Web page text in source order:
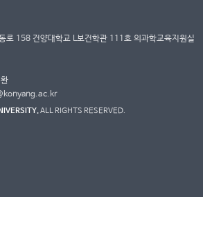
로 158 건양대학교 L보건학관 111호 의과학교육지원실
ALL RIGHTS RESERVED.